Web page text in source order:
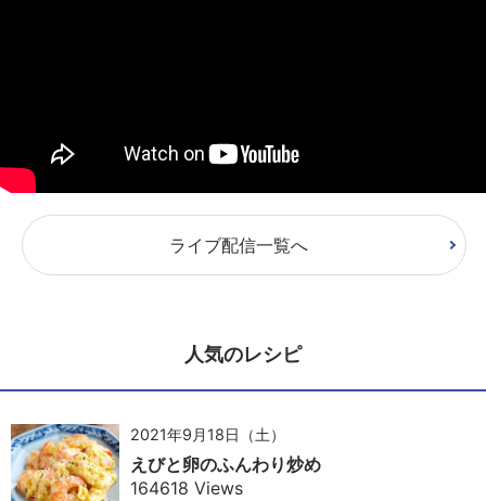
ライブ配信一覧へ
人気のレシピ
2021年9月18日（土）
えびと卵のふんわり炒め
164618 Views